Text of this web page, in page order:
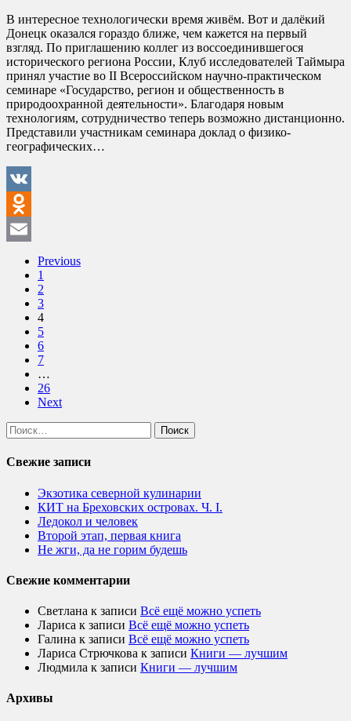
В интересное технологически время живём. Вот и далёкий
Донецк оказался гораздо ближе, чем кажется на первый
взгляд. По приглашению коллег из воссоединившегося
исторического региона России, Клуб исследователей Таймыра
принял участие во II Всероссийском научно-практическом
семинаре «Государство, регион и общественность в
природоохранной деятельности». Благодаря новым
технологиям, сотрудничество теперь возможно дистанционно.
Представили участникам семинара доклад о физико-
географических…
VK
Odnoklassniki
Previous
1
2
3
4
5
6
7
…
26
Next
Найти:
Свежие записи
Экзотика северной кулинарии
КИТ на Бреховских островах. Ч. I.
Ледокол и человек
Второй этап, первая книга
Не жги, да не горим будешь
Свежие комментарии
Светлана к записи Всё ещё можно успеть
Лариса к записи Всё ещё можно успеть
Галина к записи Всё ещё можно успеть
Лариса Стрючкова к записи Книги — лучшим
Людмила к записи Книги — лучшим
Архивы